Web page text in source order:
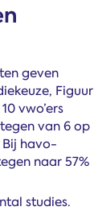
geven
Figuur
vwo’ers
van 6 op
Bij havo-
naar 57%
studies.